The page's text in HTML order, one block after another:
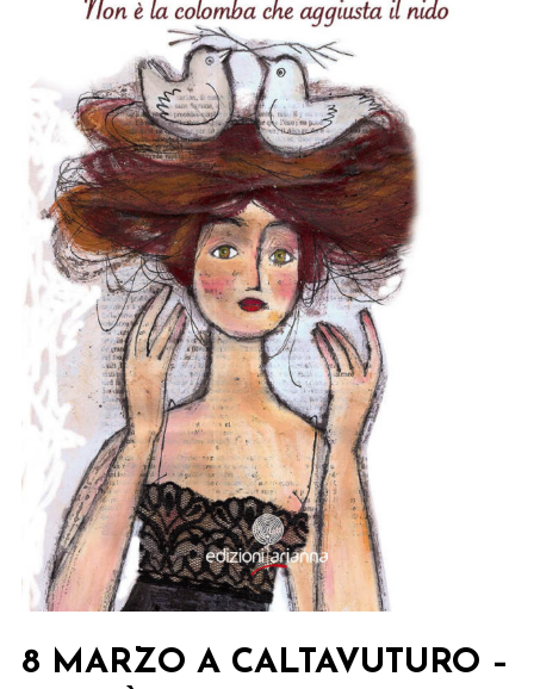
8 MARZO A CALTAVUTURO –